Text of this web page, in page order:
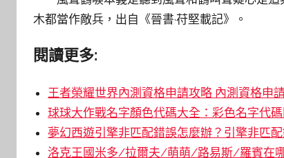
木都當作敵兵，出自《晉書·苻堅載記》。
閱讀更多:
王者榮耀世界內測資格申請攻略 內測資格申
球球大作戰名字顏色代碼大全：彩色名字代
夢幻西遊引擎非匹配錯誤怎麼辦？引擎非匹
洛克王國米多/拉爾夫/萌萌/路易斯/羅賓在